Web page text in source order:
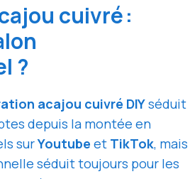
cuivré :
?
acajou cuivré DIYséduit
depuis la montée en
surYoutube et TikTok, mais
séduit toujours pour les